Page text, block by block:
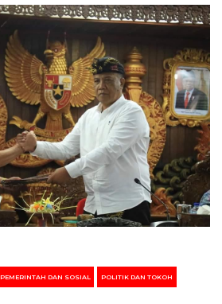
PEMERINTAH DAN SOSIAL POLITIK DAN TOKOH